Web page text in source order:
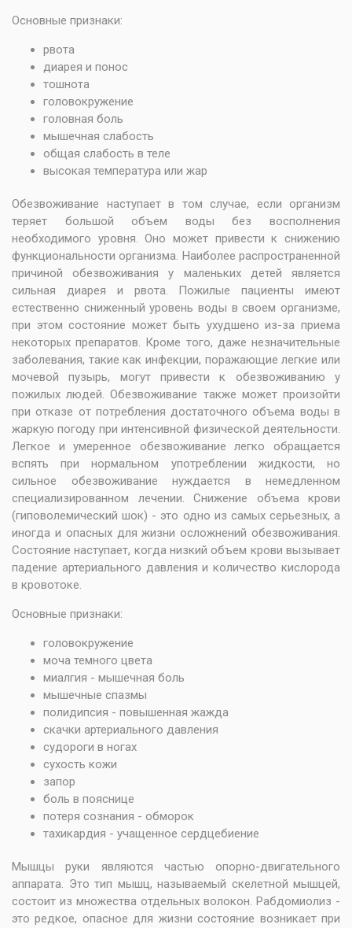
Основные признаки:
рвота
диарея и понос
тошнота
головокружение
головная боль
мышечная слабость
общая слабость в теле
высокая температура или жар
Обезвоживание наступает в том случае, если организм
теряет большой объем воды без восполнения
необходимого уровня. Оно может привести к снижению
функциональности организма. Наиболее распространенной
причиной обезвоживания у маленьких детей является
сильная диарея и рвота. Пожилые пациенты имеют
естественно сниженный уровень воды в своем организме,
при этом состояние может быть ухудшено из-за приема
некоторых препаратов. Кроме того, даже незначительные
заболевания, такие как инфекции, поражающие легкие или
мочевой пузырь, могут привести к обезвоживанию у
пожилых людей. Обезвоживание также может произойти
при отказе от потребления достаточного объема воды в
жаркую погоду при интенсивной физической деятельности.
Легкое и умеренное обезвоживание легко обращается
вспять при нормальном употреблении жидкости, но
сильное обезвоживание нуждается в немедленном
специализированном лечении. Снижение объема крови
(гиповолемический шок) - это одно из самых серьезных, а
иногда и опасных для жизни осложнений обезвоживания.
Состояние наступает, когда низкий объем крови вызывает
падение артериального давления и количество кислорода
в кровотоке.
Основные признаки:
головокружение
моча темного цвета
миалгия - мышечная боль
мышечные спазмы
полидипсия - повышенная жажда
скачки артериального давления
судороги в ногах
сухость кожи
запор
боль в пояснице
потеря сознания - обморок
тахикардия - учащенное сердцебиение
Мышцы руки являются частью опорно-двигательного
аппарата. Это тип мышц, называемый скелетной мышцей,
состоит из множества отдельных волокон. Рабдомиолиз -
это редкое, опасное для жизни состояние возникает при